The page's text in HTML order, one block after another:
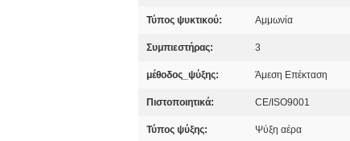
Τύπος ψυκτικού: Αμμωνία
Συμπιεστήρας: 3
μέθοδος_ψύξης: Άμεση Επέκταση
Πιστοποιητικά: CE/ISO9001
Τύπος ψύξης: Ψύξη αέρα